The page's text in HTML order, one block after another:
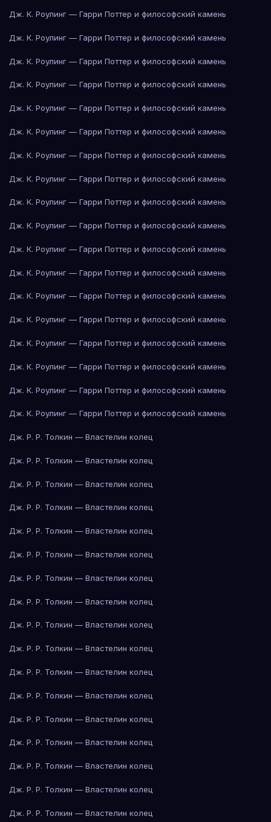
Дж. К. Роулинг — Гарри Поттер и философский камень
Дж. К. Роулинг — Гарри Поттер и философский камень
Дж. К. Роулинг — Гарри Поттер и философский камень
Дж. К. Роулинг — Гарри Поттер и философский камень
Дж. К. Роулинг — Гарри Поттер и философский камень
Дж. К. Роулинг — Гарри Поттер и философский камень
Дж. К. Роулинг — Гарри Поттер и философский камень
Дж. К. Роулинг — Гарри Поттер и философский камень
Дж. К. Роулинг — Гарри Поттер и философский камень
Дж. К. Роулинг — Гарри Поттер и философский камень
Дж. К. Роулинг — Гарри Поттер и философский камень
Дж. К. Роулинг — Гарри Поттер и философский камень
Дж. К. Роулинг — Гарри Поттер и философский камень
Дж. К. Роулинг — Гарри Поттер и философский камень
Дж. К. Роулинг — Гарри Поттер и философский камень
Дж. К. Роулинг — Гарри Поттер и философский камень
Дж. К. Роулинг — Гарри Поттер и философский камень
Дж. К. Роулинг — Гарри Поттер и философский камень
Дж. Р. Р. Толкин — Властелин колец
Дж. Р. Р. Толкин — Властелин колец
Дж. Р. Р. Толкин — Властелин колец
Дж. Р. Р. Толкин — Властелин колец
Дж. Р. Р. Толкин — Властелин колец
Дж. Р. Р. Толкин — Властелин колец
Дж. Р. Р. Толкин — Властелин колец
Дж. Р. Р. Толкин — Властелин колец
Дж. Р. Р. Толкин — Властелин колец
Дж. Р. Р. Толкин — Властелин колец
Дж. Р. Р. Толкин — Властелин колец
Дж. Р. Р. Толкин — Властелин колец
Дж. Р. Р. Толкин — Властелин колец
Дж. Р. Р. Толкин — Властелин колец
Дж. Р. Р. Толкин — Властелин колец
Дж. Р. Р. Толкин — Властелин колец
Дж. Р. Р. Толкин — Властелин колец